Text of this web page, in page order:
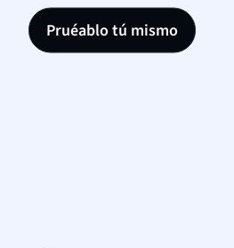
Pruéablo tú mismo